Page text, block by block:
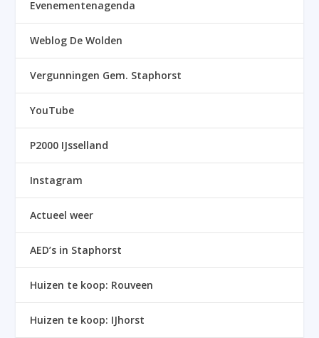
Evenementenagenda
Weblog De Wolden
Vergunningen Gem. Staphorst
YouTube
P2000 IJsselland
Instagram
Actueel weer
AED’s in Staphorst
Huizen te koop: Rouveen
Huizen te koop: IJhorst